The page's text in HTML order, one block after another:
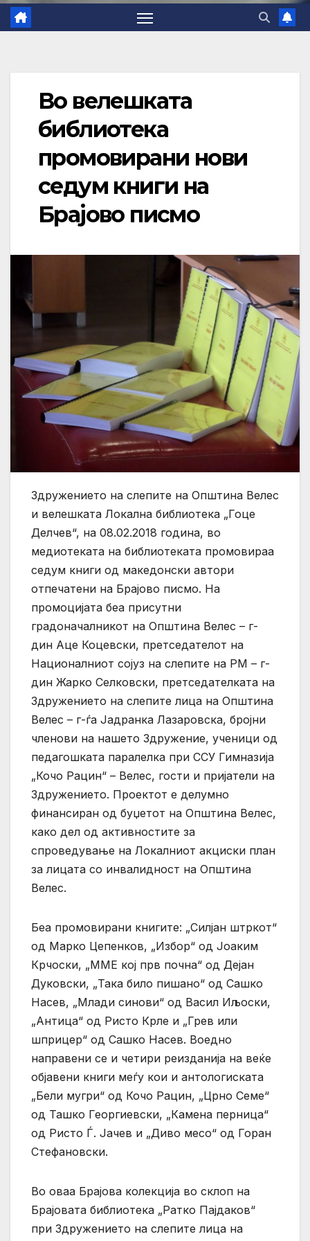
Во велешката
библиотека
промовирани нови
седум книги на
Брајово писмо
Здружението на слепите на Општина Велес
и велешката Локална библиотека „Гоце
Делчев“, на 08.02.2018 година, во
медиотеката на библиотеката промовираа
седум книги од македонски автори
отпечатени на Брајово писмо. На
промоцијата беа присутни
градоначалникот на Општина Велес – г-
дин Аце Коцевски, претседателот на
Националниот сојуз на слепите на РМ – г-
дин Жарко Селковски, претседателката на
Здружението на слепите лица на Општина
Велес – г-ѓа Јадранка Лазаровска, бројни
членови на нашето Здружение, ученици од
педагошката паралелка при ССУ Гимназија
„Кочо Рацин“ – Велес, гости и пријатели на
Здружението. Проектот е делумно
финансиран од буџетот на Општина Велес,
како дел од активностите за
спроведување на Локалниот акциски план
за лицата со инвалидност на Општина
Велес.
Беа промовирани книгите: „Силјан штркот“
од Марко Цепенков, „Избор“ од Јоаким
Крчоски, „ММЕ кој прв почна“ од Дејан
Дуковски, „Така било пишано“ од Сашко
Насев, „Млади синови“ од Васил Иљоски,
„Антица“ од Ристо Крле и „Грев или
шприцер“ од Сашко Насев. Воедно
направени се и четири реизданија на веќе
објавени книги меѓу кои и антологиската
„Бели мугри“ од Кочо Рацин, „Црно Семе“
од Ташко Георгиевски, „Камена перница“
од Ристо Ѓ. Јачев и „Диво месо“ од Горан
Стефановски.
Во оваа Брајова колекција во склоп на
Брајовата библиотека „Ратко Пајдаков“
при Здружението на слепите лица на